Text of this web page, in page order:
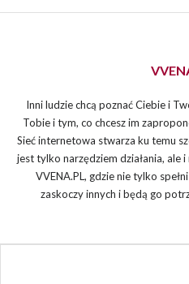
Inni ludzie chcą poznać Ciebie i
Tobie i tym, co chcesz im
Sieć internetowa stwarza ku temu
jest tylko narzędziem działania, ale
VVENA.PL, gdzie nie tylko
zaskoczy innych i będą go